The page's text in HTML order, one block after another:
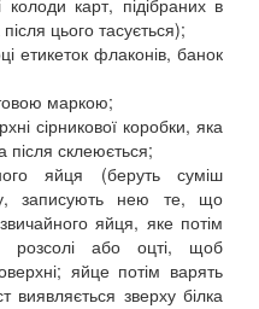
колоди карт, підібраних в
цього тасується);
етикеток флаконів, банок
маркою;
сірникової коробки, яка
після склеюється;
яйця (беруть суміш
записують нею те, що
яйця, яке потім
розсолі або оцті, щоб
яйце потім варять
виявляється зверху білка